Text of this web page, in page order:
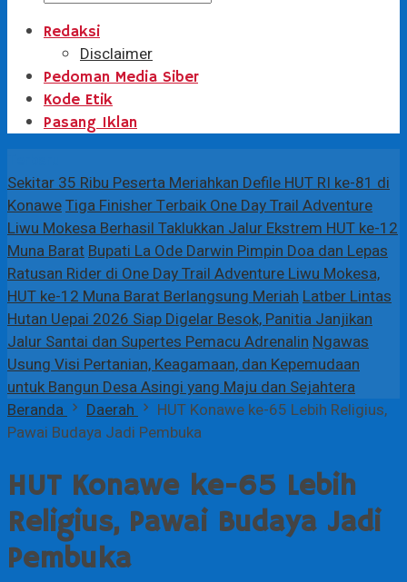
Redaksi
Disclaimer
Pedoman Media Siber
Kode Etik
Pasang Iklan
Sekitar 35 Ribu Peserta Meriahkan Defile HUT RI ke-81 di
KonaweTiga Finisher Terbaik One Day Trail Adventure
Liwu Mokesa Berhasil Taklukkan Jalur Ekstrem HUT ke-12
Muna BaratBupati La Ode Darwin Pimpin Doa dan Lepas
Ratusan Rider di One Day Trail Adventure Liwu Mokesa,
HUT ke-12 Muna Barat Berlangsung MeriahLatber Lintas
Hutan Uepai 2026 Siap Digelar Besok, Panitia Janjikan
Jalur Santai dan Supertes Pemacu AdrenalinNgawas
Usung Visi Pertanian, Keagamaan, dan Kepemudaan
untuk Bangun Desa Asingi yang Maju dan Sejahtera
Beranda
Daerah
HUT Konawe ke-65 Lebih Religius,
Pawai Budaya Jadi Pembuka
HUT Konawe ke-65 Lebih
Religius, Pawai Budaya Jadi
Pembuka